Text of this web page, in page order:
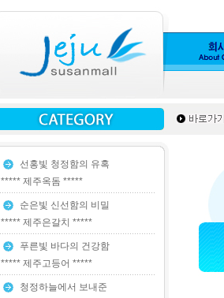
선홍빛 청정함의 유혹
***** 제주옥돔 *****
순은빛 신선함의 비밀
***** 제주은갈치 *****
푸른빛 바다의 건강함
***** 제주고등어 *****
청정하늘에서 보내준